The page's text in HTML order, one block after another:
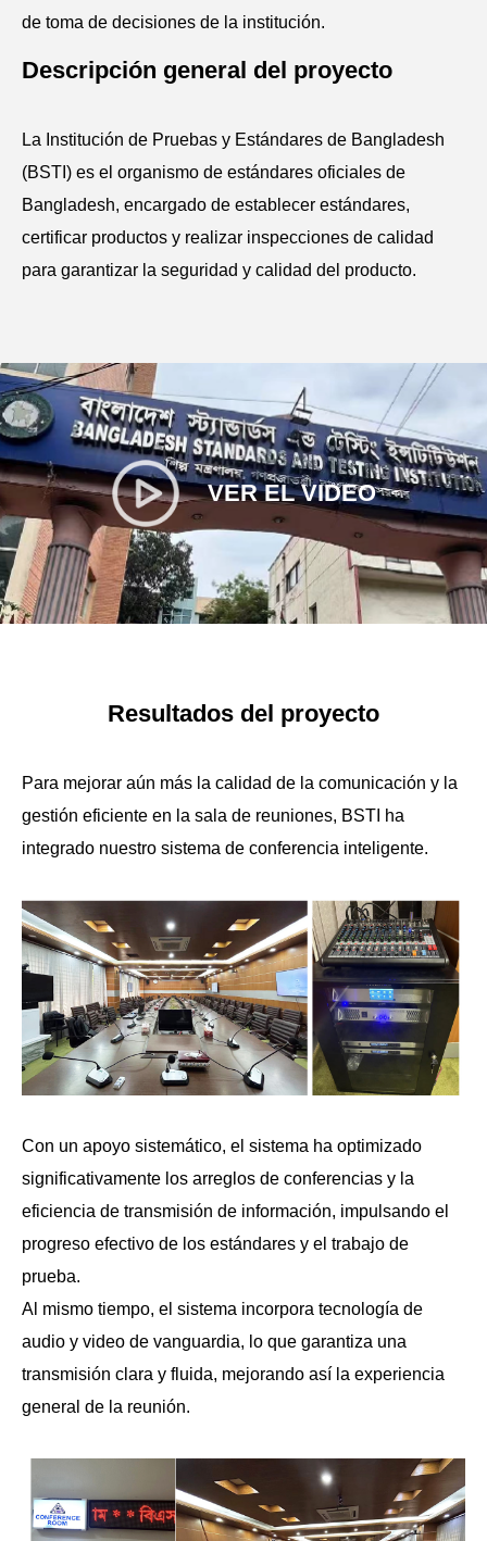
de toma de decisiones de la institución.
Descripción general del proyecto
La Institución de Pruebas y Estándares de Bangladesh
(BSTI) es el organismo de estándares oficiales de
Bangladesh, encargado de establecer estándares,
certificar productos y realizar inspecciones de calidad
para garantizar la seguridad y calidad del producto.
VER EL VIDEO
Resultados del proyecto
Para mejorar aún más la calidad de la comunicación y la
gestión eficiente en la sala de reuniones, BSTI ha
integrado nuestro sistema de conferencia inteligente.
Con un apoyo sistemático, el sistema ha optimizado
significativamente los arreglos de conferencias y la
eficiencia de transmisión de información, impulsando el
progreso efectivo de los estándares y el trabajo de
prueba.
Al mismo tiempo, el sistema incorpora tecnología de
audio y video de vanguardia, lo que garantiza una
transmisión clara y fluida, mejorando así la experiencia
general de la reunión.